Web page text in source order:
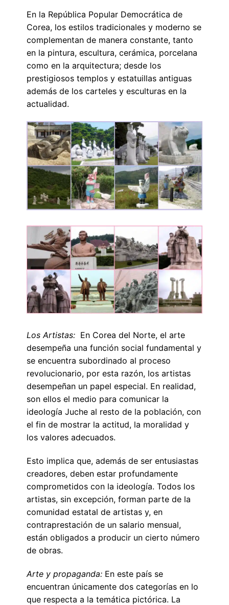
En la República Popular Democrática de
Corea, los estilos tradicionales y moderno se
complementan de manera constante, tanto
en la pintura, escultura, cerámica, porcelana
como en la arquitectura; desde los
prestigiosos templos y estatuillas antiguas
además de los carteles y esculturas en la
actualidad.
Los Artistas: En Corea del Norte, el arte
desempeña una función social fundamental y
se encuentra subordinado al proceso
revolucionario, por esta razón, los artistas
desempeñan un papel especial. En realidad,
son ellos el medio para comunicar la
ideología Juche al resto de la población, con
el fin de mostrar la actitud, la moralidad y
los valores adecuados.
Esto implica que, además de ser entusiastas
creadores, deben estar profundamente
comprometidos con la ideología. Todos los
artistas, sin excepción, forman parte de la
comunidad estatal de artistas y, en
contraprestación de un salario mensual,
están obligados a producir un cierto número
de obras.
Arte y propaganda: En este país se
encuentran únicamente dos categorías en lo
que respecta a la temática pictórica. La